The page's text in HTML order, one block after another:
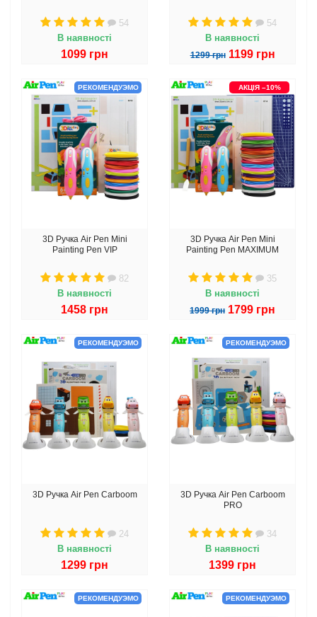
54
В наявності
1099 грн
54
В наявності
1299 грн 1199 грн
РЕКОМЕНДУЭМО
3D Ручка Air Pen Mini
Painting Pen VIP
82
В наявності
1458 грн
АКЦІЯ –10%
3D Ручка Air Pen Mini
Painting Pen MAXIMUM
35
В наявності
1999 грн 1799 грн
РЕКОМЕНДУЭМО
3D Ручка Air Pen Сarboom
24
В наявності
1299 грн
РЕКОМЕНДУЭМО
3D Ручка Air Pen Сarboom
PRO
34
В наявності
1399 грн
РЕКОМЕНДУЭМО РЕКОМЕНДУЭМО